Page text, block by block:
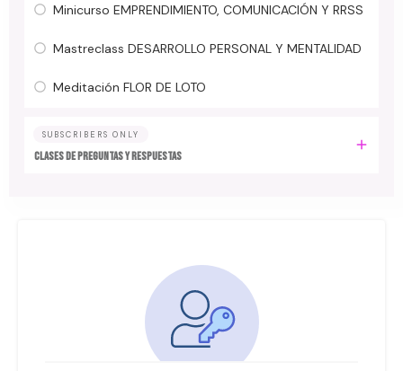
Minicurso EMPRENDIMIENTO, COMUNICACIÓN Y RRSS
Mastreclass DESARROLLO PERSONAL Y MENTALIDAD
Meditación FLOR DE LOTO
SUBSCRIBERS ONLY
Clases de preguntas y respuestas